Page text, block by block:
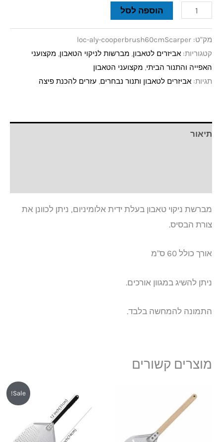
הוספה לסל
מק"ט: loc-aly-cooperbrush60cmScarper
קטגוריות: אביזרים לטאבון, מברשות לניקוי הטאבון, מקצועני
האפייה והתנור הביתי, מקצועני הטאבון
תגיות: אביזרים לטאבון ותנור נבחרים, עזרים להכנת פיצה
תיאור
מברשת ניקוי טאבון בעלת ידית אלומיניום, ניתן לכוונן את
צורת הבסיס.
אורך כולל 60 ס"מ
ניתן להשיג במגוון אורכים.
התמונה להמחשה בלבד.
מוצרים קשורים
Sale!
המקורי
היה:
₪269.
הוא:
₪239.